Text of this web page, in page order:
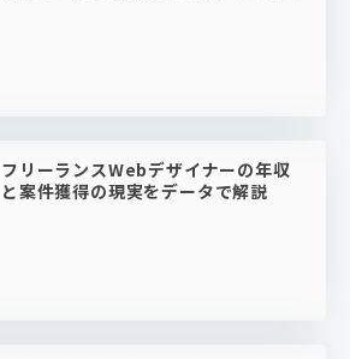
フリーランスWebデザイナーの年収
と案件獲得の現実をデータで解説